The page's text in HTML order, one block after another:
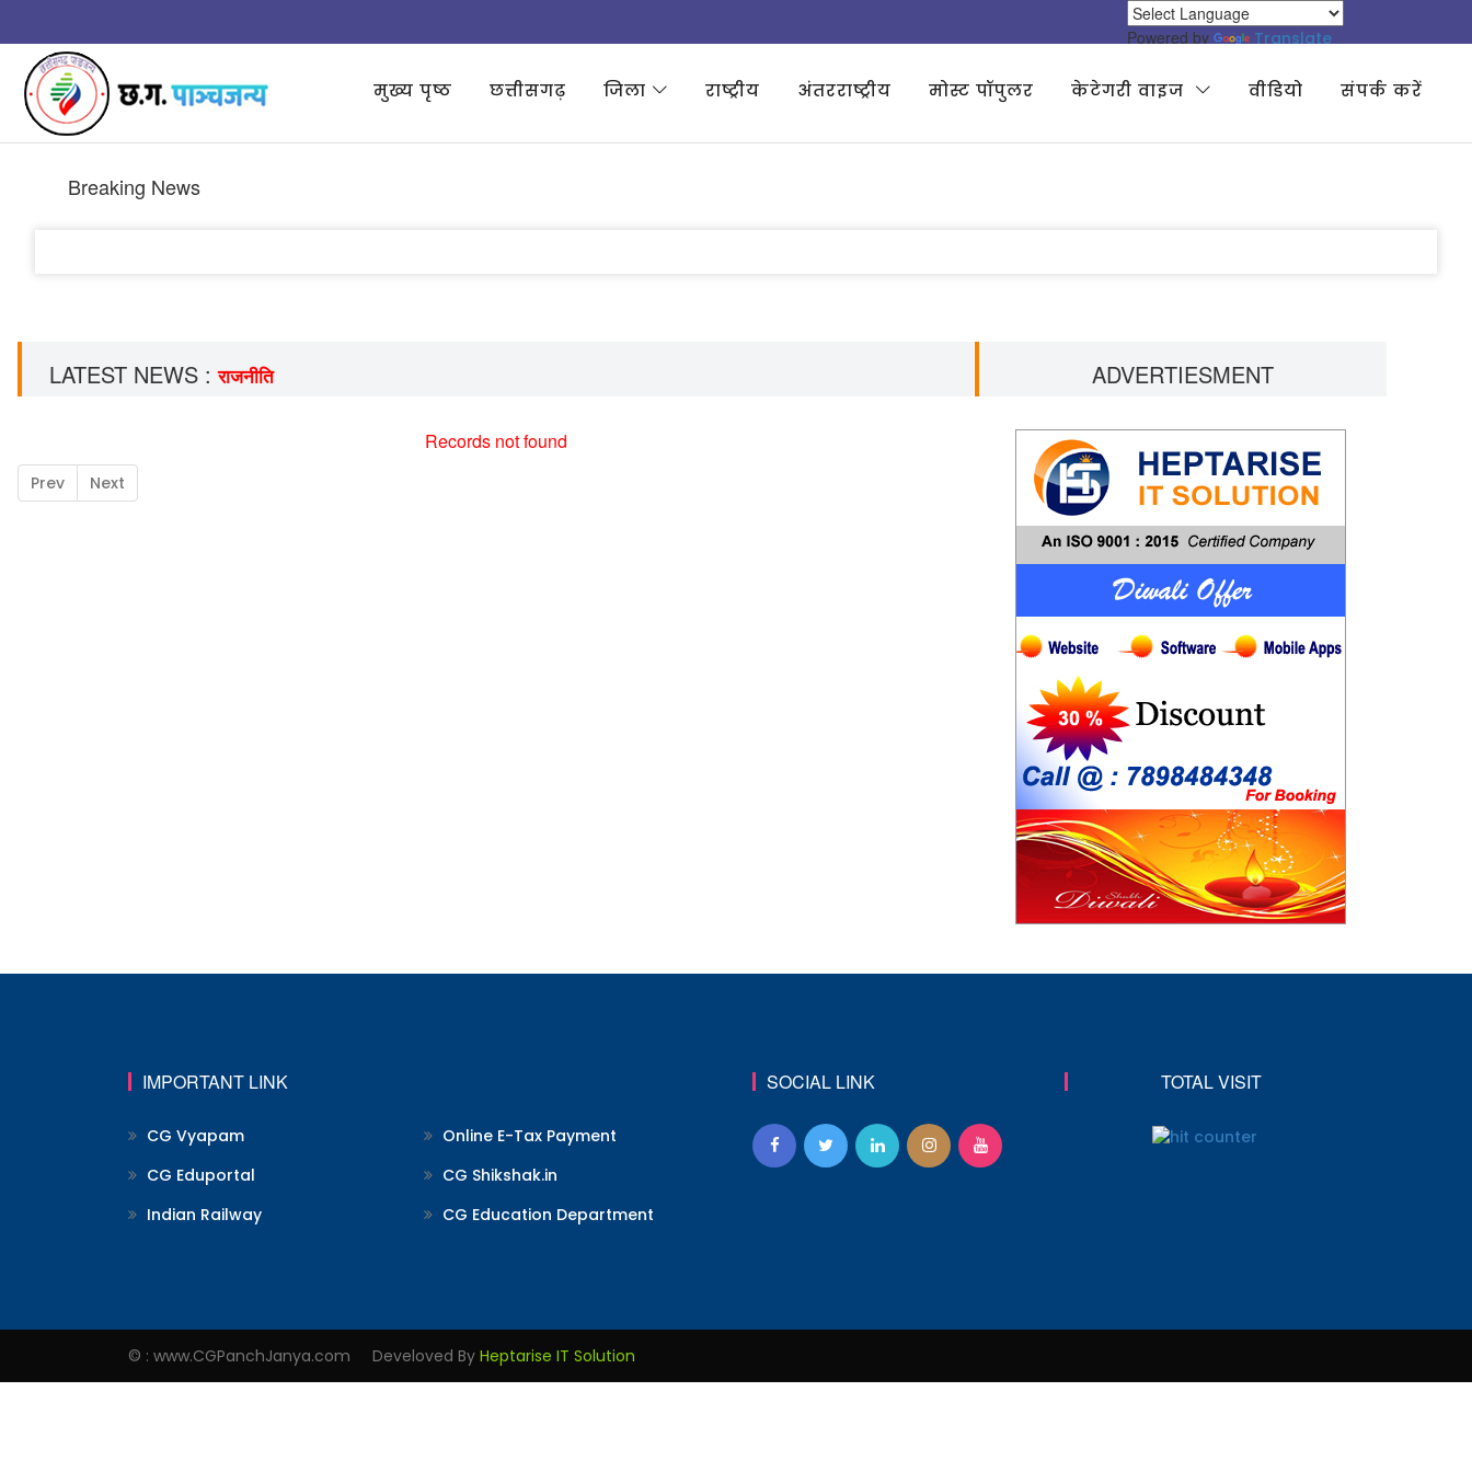
Powered by Translate
मुख्य पृष्ठ छत्तीसगढ़ जिला राष्ट्रीय अंतरराष्ट्रीय मोस्ट पॉपुलर केटेगरी वाइज वीडियो संपर्क करें
Breaking News
LATEST NEWS :राजनीति
Records not found
Prev Next
ADVERTIESMENT
IMPORTANT LINK
CG Vyapam
Online E-Tax Payment
CG Eduportal
CG Shikshak.in
Indian Railway
CG Education Department
SOCIAL LINK TOTAL VISIT
© : www.CGPanchJanya.com Develoved By Heptarise IT Solution